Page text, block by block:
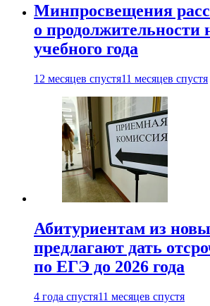
Минпросвещения
о продолжительности
учебного года
12 месяцев спустя11 месяцев спустя
Абитуриентам из
предлагают дать
по ЕГЭ до 2026 года
4 года спустя11 месяцев спустя